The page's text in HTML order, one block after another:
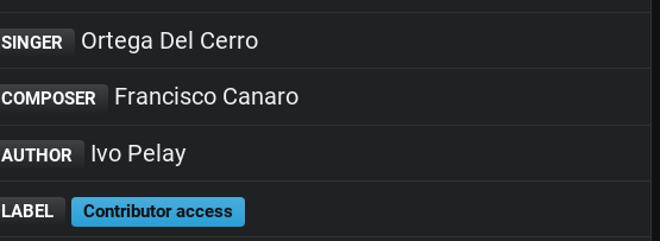
SINGER Ortega Del Cerro
COMPOSER Francisco Canaro
AUTHOR Ivo Pelay
LABEL Contributor access